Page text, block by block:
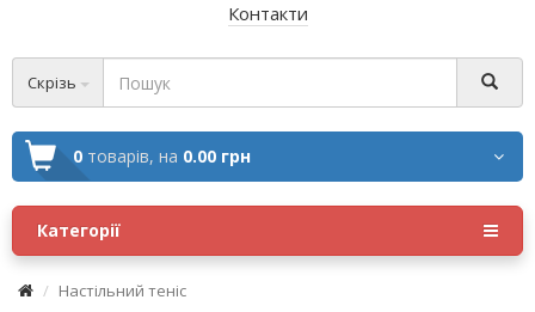
Контакти
Скрізь
0 товарів, на 0.00 грн
Категорії
Настільний теніс